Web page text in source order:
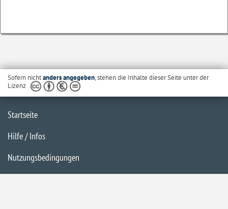
Sofern nichtanders angegeben, stehen die Inhalte dieser Seite unter der
Lizenz
Startseite
Hilfe / Infos
Nutzungsbedingungen